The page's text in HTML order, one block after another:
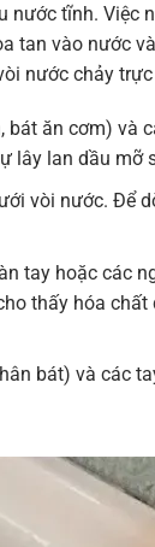
tĩnh. Việc
tan vào nước
nước chảy trực
ăn cơm) và
lây lan dầu mỡ
vòi nước. Để
tay hoặc các
thấy hóa
bát) và các